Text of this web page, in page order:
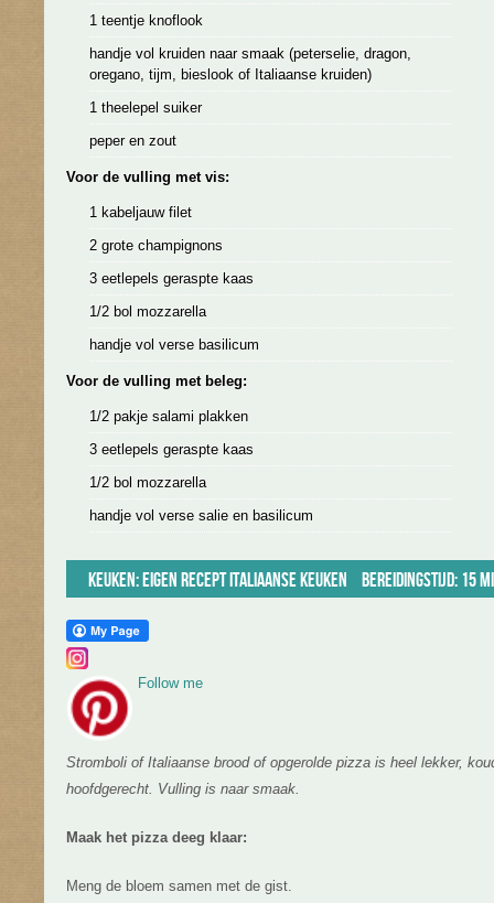
1 teentje knoflook
handje vol kruiden naar smaak (peterselie, dragon,
oregano, tijm, bieslook of Italiaanse kruiden)
1 theelepel suiker
peper en zout
Voor de vulling met vis:
1 kabeljauw filet
2 grote champignons
3 eetlepels geraspte kaas
1/2 bol mozzarella
handje vol verse basilicum
Voor de vulling met beleg:
1/2 pakje salami plakken
3 eetlepels geraspte kaas
1/2 bol mozzarella
handje vol verse salie en basilicum
Keuken: Eigen recept Italiaanse keuken Bereidingstijd: 15
Follow me
Stromboli of Italiaanse brood of opgerolde pizza is heel lekker,
hoofdgerecht. Vulling is naar smaak.
Maak het pizza deeg klaar:
Meng de bloem samen met de gist.